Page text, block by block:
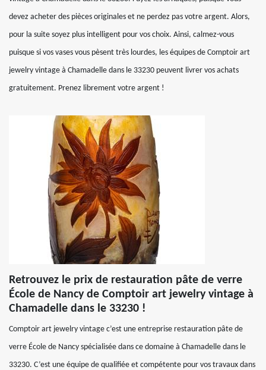
devez acheter des pièces originales et ne perdez pas votre argent. Alors,
pour la suite soyez plus intelligent pour vos choix. Ainsi, calmez-vous
puisque si vos vases vous pèsent très lourdes, les équipes de Comptoir art
jewelry vintage à Chamadelle dans le 33230 peuvent livrer vos achats
gratuitement. Prenez librement votre argent !
Retrouvez le prix de restauration pâte de verre
École de Nancy de Comptoir art jewelry vintage à
Chamadelle dans le 33230 !
Comptoir art jewelry vintage c’est une entreprise restauration pâte de
verre École de Nancy spécialisée dans ce domaine à Chamadelle dans le
33230. C’est une équipe de qualifiée et compétente pour vos travaux dans